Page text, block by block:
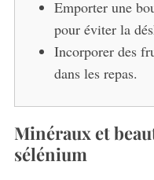
Emporter une
pour éviter la
Incorporer des
dans les repas.
Minéraux et
sélénium